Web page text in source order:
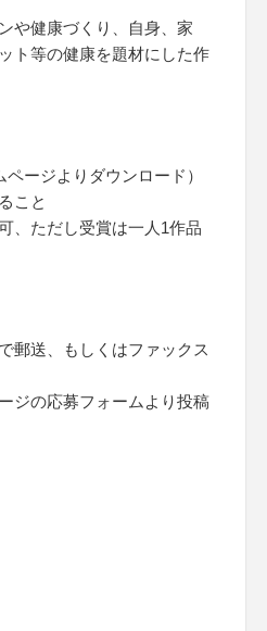
や健康づくり、自身、家
ト等の健康を題材にした作
ージよりダウンロード）
こと
、ただし受賞は一人1作品
郵送、もしくはファックス
ジの応募フォームより投稿